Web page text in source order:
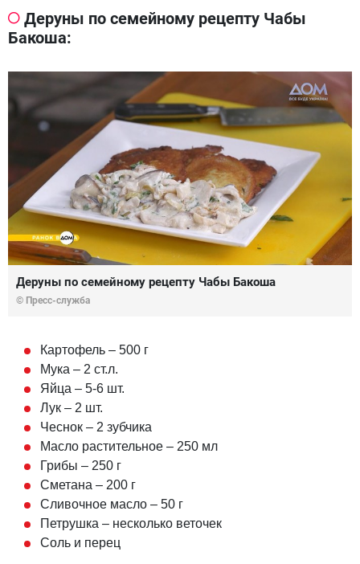
Деруны по семейному рецепту Чабы
Бакоша:
Деруны по семейному рецепту Чабы Бакоша
© Пресс-служба
Картофель – 500 г
Мука – 2 ст.л.
Яйца – 5-6 шт.
Лук – 2 шт.
Чеснок – 2 зубчика
Масло растительное – 250 мл
Грибы – 250 г
Сметана – 200 г
Сливочное масло – 50 г
Петрушка – несколько веточек
Соль и перец